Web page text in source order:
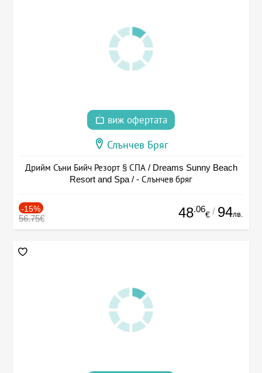
виж офертата
Слънчев Бряг
Дрийм Съни Бийч Резорт § СПА / Dreams Sunny Beach
Resort and Spa / - Слънчев бряг
-15%
56.75€ 48.06
€ / 94лв.